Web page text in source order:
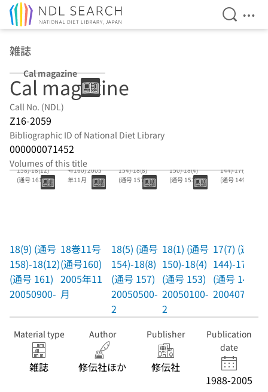
Open
雑誌
Cal magazine
Cal magazine
Call No. (NDL)
Z16-2059
Bibliographic ID of National Diet Library
000000071452
Volumes of this title
18(9) (通号
158)-18(12)
(通号 161)
20050900-
18(9) (通号
158)-18(12)
(通号 161)
20050900-
18巻11号(通
号160) 2005
年11月
18巻11号
(通号160)
2005年11
月
154)-18(8)
(通号 157)
20050500-2
18(5) (通号
154)-18(8)
(通号 157)
20050500-
2
150)-18(4)
(通号 153)
20050100-2
18(1) (通号
150)-18(4)
(通号 153)
20050100-
2
144)-17(12)
(通号 149)
17(7) (通号
144)-17(12)
(通号 149)
20040700-
Material type
雑誌
Author
修伝社ほか
Publisher
修伝社
Publication
date
1988-2005